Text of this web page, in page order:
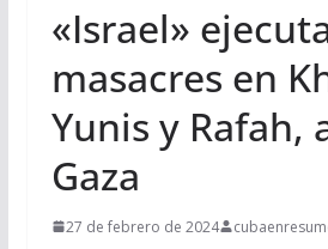
«Israel»
masacres en
Yunis y Rafah,
Gaza
27 de febrero de 2024